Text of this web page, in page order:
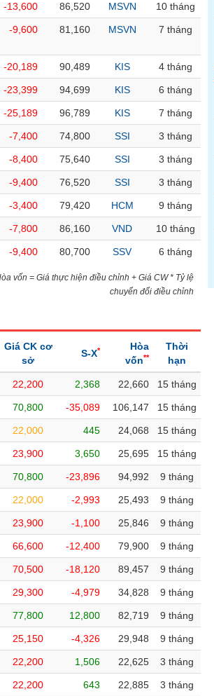
-13,600 86,520 MSVN 10 tháng
-9,600 81,160 MSVN 7 tháng
-20,189 90,489 KIS 4 tháng
-23,399 94,699 KIS 6 tháng
-25,189 96,789 KIS 7 tháng
-7,400 74,800 SSI 3 tháng
-8,400 75,640 SSI 3 tháng
-9,400 76,520 SSI 3 tháng
-3,400 79,420 HCM 9 tháng
-7,800 86,160 VND 10 tháng
-9,400 80,700 SSV 6 tháng
vốn = Giá thực hiện điều chỉnh + Giá CW * Tỷ lệ
chuyển đổi điều chỉnh
Giá CK cơ
sở
S-X*
Hòa
vốn**
Thời
hạn
22,200 2,368 22,660 15 tháng
70,800 -35,089 106,147 15 tháng
22,000 445 24,068 15 tháng
23,900 3,650 25,695 15 tháng
70,800 -23,896 94,992 9 tháng
22,000 -2,993 25,493 9 tháng
23,900 -1,100 25,846 9 tháng
66,600 -12,400 79,900 9 tháng
70,500 -18,120 89,457 9 tháng
29,300 -4,979 34,828 9 tháng
77,800 12,800 82,719 9 tháng
25,150 -4,326 29,948 9 tháng
22,200 1,506 22,625 3 tháng
22,200 643 22,885 3 tháng